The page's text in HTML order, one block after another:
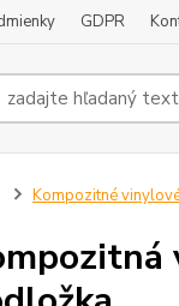
GDPR
Kompozitné